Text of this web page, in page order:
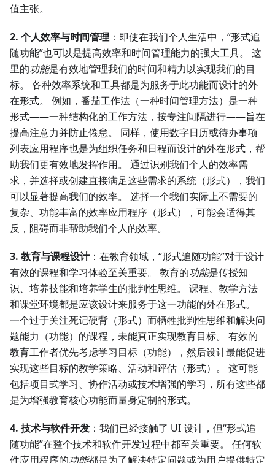
值主张。
2. 个人效率与时间管理 ：即使在我们个人生活中，“形式追
随功能”也可以是提高效率和时间管理能力的强大工具。 这
里的功能是有效地管理我们的时间和精力以实现我们的目
标。 各种效率系统和工具都是为服务于此功能而设计的外
在形式。 例如，番茄工作法（一种时间管理方法）是一种
形式——一种结构化的工作方法，按专注间隔进行——旨在
提高注意力并防止倦怠。 同样，使用数字日历或待办事项
列表应用程序也是为组织任务和日程而设计的外在形式，帮
助我们更有效地发挥作用。 通过识别我们个人的效率需
求，并选择或创建直接满足这些需求的系统（形式），我们
可以显著提高我们的效率。 选择一个我们实际上不需要的
复杂、功能丰富的效率应用程序（形式），可能会适得其
反，阻碍而非帮助我们个人的效率。
3. 教育与课程设计：在教育领域，“形式追随功能”对于设计
有效的课程和学习体验至关重要。 教育的功能是传授知
识、培养技能和培养学生的批判性思维。 课程、教学方法
和课堂环境都是应该设计来服务于这一功能的外在形式。
一个过于关注死记硬背（形式）而牺牲批判性思维和解决问
题能力（功能）的课程，未能真正实现教育目标。 有效的
教育工作者优先考虑学习目标（功能），然后设计最能促进
实现这些目标的教学策略、活动和评估（形式）。 这可能
包括项目式学习、协作活动或技术增强的学习，所有这些都
是为增强教育核心功能而量身定制的形式。
4. 技术与软件开发 ：我们已经接触了 UI 设计，但“形式追
随功能”在整个技术和软件开发过程中都至关重要。 任何软
件应用程序的功能都是为了解决特定问题或为用户提供特定